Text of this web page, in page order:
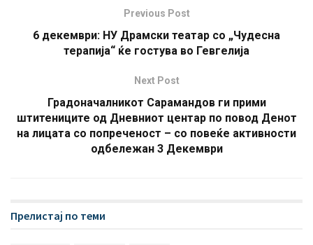
Previous Post
6 декември: НУ Драмски театар со „Чудесна
терапија“ ќе гостува во Гевгелија
Next Post
Градоначалникот Сарамандов ги прими
штитениците од Дневниот центар по повод Денот
на лицата со попреченост – со повеќе активности
одбележан 3 Декември
Прелистај по теми